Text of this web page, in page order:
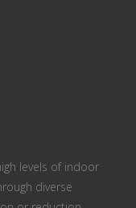
levels of indoor
diverse